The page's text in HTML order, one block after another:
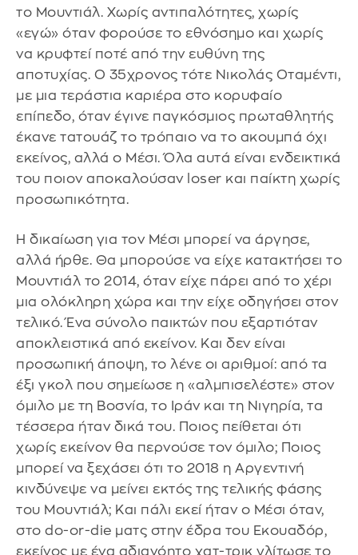
το Μουντιάλ. Χωρίς αντιπαλότητες, χωρίς
«εγώ» όταν φορούσε το εθνόσημο και χωρίς
να κρυφτεί ποτέ από την ευθύνη της
αποτυχίας. Ο 35χρονος τότε Νικολάς Οταμέντι,
με μια τεράστια καριέρα στο κορυφαίο
επίπεδο, όταν έγινε παγκόσμιος πρωταθλητής
έκανε τατουάζ το τρόπαιο να το ακουμπά όχι
εκείνος, αλλά ο Μέσι. Όλα αυτά είναι ενδεικτικά
του ποιον αποκαλούσαν loser και παίκτη χωρίς
προσωπικότητα.
Η δικαίωση για τον Μέσι μπορεί να άργησε,
αλλά ήρθε. Θα μπορούσε να είχε κατακτήσει το
Μουντιάλ το 2014, όταν είχε πάρει από το χέρι
μια ολόκληρη χώρα και την είχε οδηγήσει στον
τελικό. Ένα σύνολο παικτών που εξαρτιόταν
αποκλειστικά από εκείνον. Και δεν είναι
προσωπική άποψη, το λένε οι αριθμοί: από τα
έξι γκολ που σημείωσε η «αλμπισελέστε» στον
όμιλο με τη Βοσνία, το Ιράν και τη Νιγηρία, τα
τέσσερα ήταν δικά του. Ποιος πείθεται ότι
χωρίς εκείνον θα περνούσε τον όμιλο; Ποιος
μπορεί να ξεχάσει ότι το 2018 η Αργεντινή
κινδύνεψε να μείνει εκτός της τελικής φάσης
του Μουντιάλ; Και πάλι εκεί ήταν ο Μέσι όταν,
στο do-or-die ματς στην έδρα του Εκουαδόρ,
εκείνος με ένα αδιανόητο χατ-τρικ γλίτωσε το